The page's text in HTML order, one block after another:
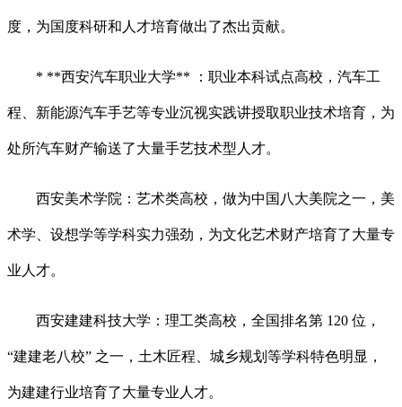
度，为国度科研和人才培育做出了杰出贡献。
* **西安汽车职业大学** ：职业本科试点高校，汽车工
程、新能源汽车手艺等专业沉视实践讲授取职业技术培育，为
处所汽车财产输送了大量手艺技术型人才。
西安美术学院：艺术类高校，做为中国八大美院之一，美
术学、设想学等学科实力强劲，为文化艺术财产培育了大量专
业人才。
西安建建科技大学：理工类高校，全国排名第 120 位，
“建建老八校” 之一，土木匠程、城乡规划等学科特色明显，
为建建行业培育了大量专业人才。